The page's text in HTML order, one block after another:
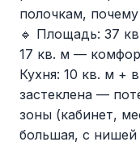
полочкам,
🔹 Площадь: 37
17 кв. м —
Кухня: 10 кв. м
застеклена —
зоны (кабинет,
большая, с